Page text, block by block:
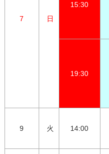
7 日
15:30
19:30
9 火 14:00